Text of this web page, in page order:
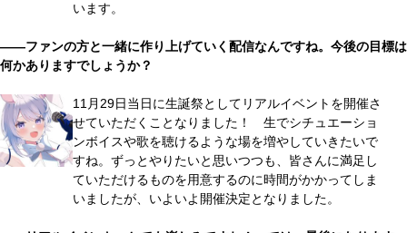
います。
――ファンの方と一緒に作り上げていく配信なんですね。今後の目標は
何かありますでしょうか？
11月29日当日に生誕祭としてリアルイベントを開催さ
せていただくことなりました！ 生でシチュエーショ
ンボイスや歌を聴けるような場を増やしていきたいで
すね。ずっとやりたいと思いつつも、皆さんに満足し
ていただけるものを用意するのに時間がかかってしま
いましたが、いよいよ開催決定となりました。